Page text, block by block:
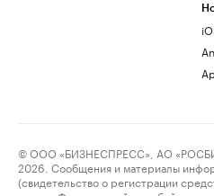
© ООО «БИЗНЕСПРЕСС», АО
2026. Сообщения и материалы
(свидетельство о регистрации